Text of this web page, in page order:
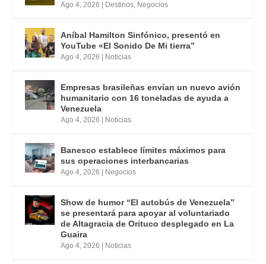
Ago 4, 2026 Destinos, Negocios
Aníbal Hamilton Sinfónico, presentó en
YouTube «El Sonido De Mi tierra”
Ago 4, 2026 Noticias
Empresas brasileñas envían un nuevo avión
humanitario con 16 toneladas de ayuda a
Venezuela
Ago 4, 2026 Noticias
Banesco establece límites máximos para
sus operaciones interbancarias
Ago 4, 2026 Negocios
Show de humor “El autobús de Venezuela”
se presentará para apoyar al voluntariado
de Altagracia de Orituco desplegado en La
Guaira
Ago 4, 2026 Noticias